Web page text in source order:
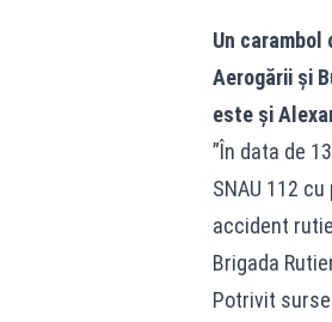
Un
Aerogării și
este și
”În data de
SNAU 112
accident
Brigada
Potrivit